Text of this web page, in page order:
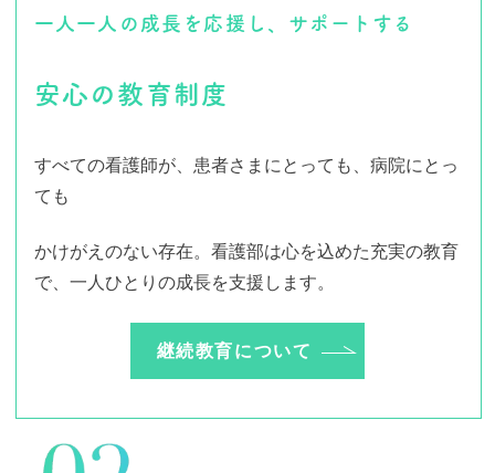
一人一人の成長を応援し、サポートする
安心の教育制度
すべての看護師が、患者さまにとっても、病院にとっ
ても
かけがえのない存在。看護部は心を込めた充実の教育
で、一人ひとりの成長を支援します。
継続教育について